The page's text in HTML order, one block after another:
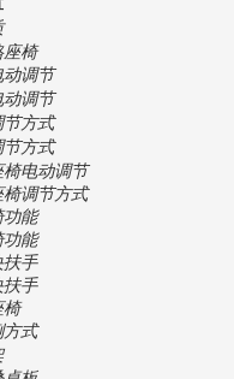
椅
动调节
调节
节方式
方式
电动调节
调节方式
能
能
手
手
椅
式